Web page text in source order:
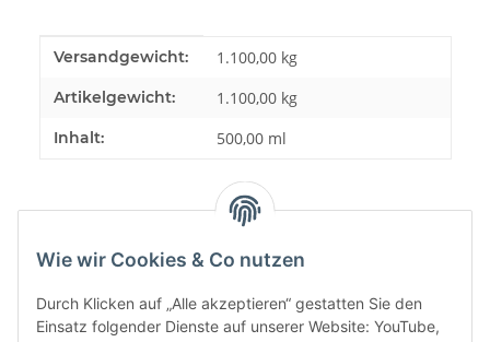
Wie wir Cookies & Co nutzen
Durch Klicken auf „Alle akzeptieren“ gestatten Sie den
Einsatz folgender Dienste auf unserer Website: YouTube,
Produkteigenschaft
Wert
Versandgewicht: 1.100,00 kg
Artikelgewicht: 1.100,00 kg
Inhalt: 500,00 ml